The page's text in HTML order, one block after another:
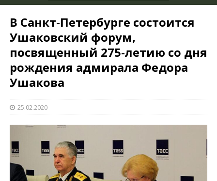
В Санкт-Петербурге состоится
Ушаковский форум,
посвященный 275-летию со дня
рождения адмирала Федора
Ушакова
25.02.2020